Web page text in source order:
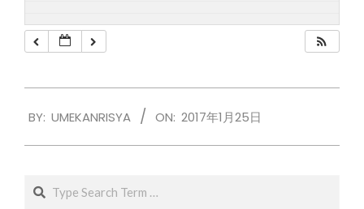
01-
BY: UMEKANRISYA ON: 2017年1月25日
Search